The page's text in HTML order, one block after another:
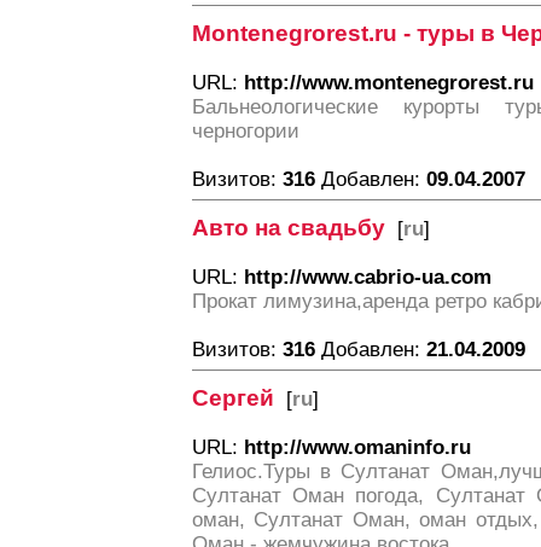
Montenegrorest.ru - туры в
URL: http://www.montenegrorest.ru
Бальнеологические курорты
черногории
Визитов: 316 Добавлен: 09.04.2007
Авто на свадьбу [ru]
URL: http://www.cabrio-ua.com
Прокат лимузина,аренда ретро
Визитов: 316 Добавлен: 21.04.2009
Сергей [ru]
URL: http://www.omaninfo.ru
Гелиос.Туры в Султанат
Султанат Оман погода, Султанат
оман, Султанат Оман, оман